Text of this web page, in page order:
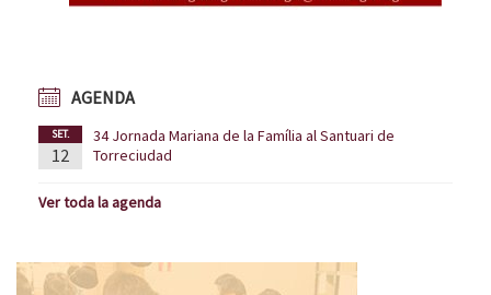
AGENDA
SET.
12
34 Jornada Mariana de la Família al Santuari de
Torreciudad
Ver toda la agenda